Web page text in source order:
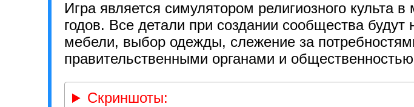
Игра является симулятором религиозного культа
годов. Все детали при создании сообщества
мебели, выбор одежды, слежение за
правительственными органами и
Скриншоты: